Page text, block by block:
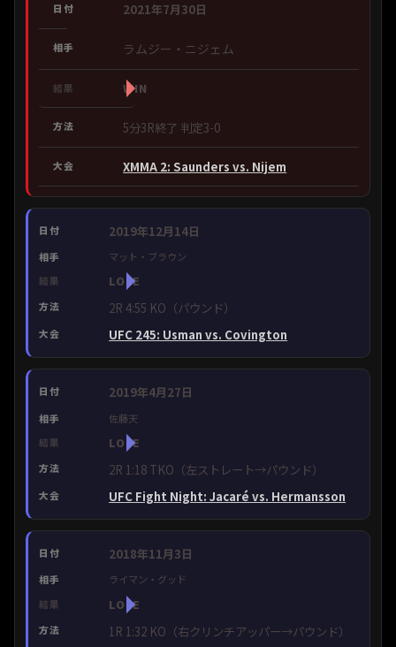
2021年7月30日
ラムジー・ニジェム
WIN
5分3R終了 判定3-0
XMMA 2: Saunders vs. Nijem
2019年12月14日
マット・ブラウン
LOSE
2R 4:55 KO（パウンド）
UFC 245: Usman vs. Covington
2019年4月27日
佐藤天
LOSE
2R 1:18 TKO（左ストレート→パウンド）
UFC Fight Night: Jacaré vs. Hermansson
2018年11月3日
ライマン・グッド
LOSE
1R 1:32 KO（右クリンチアッパー→パウンド）